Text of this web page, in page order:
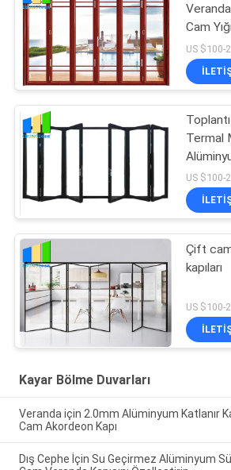
Veranda
Cam
Termal
Çift
kapıları
Kayar Bölme Duvarları
Veranda için 2.0mm Alüminyum Katlanır
Cam Akordeon Kapı
Dış Cephe İçin Su Geçirmez Alüminyum